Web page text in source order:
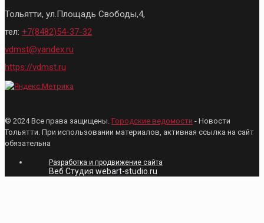
Тольятти, ул.Площадь Свободы,4,
тел: +7(8482)54-37-32
vdmst@yandex.ru
https://vdmst.ru
© 2024 Все права защищены. Городские ведомости - Новости
Тольятти. При использовании материалов, активная ссылка на сайт
обязательна
Разработка и продвижение сайта
Веб Студия webart-studio.ru